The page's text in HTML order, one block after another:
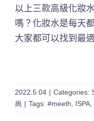
以上三款高級化妝
嗎？化妝水是每天
大家都可以找到最
2022.5.04 | Categories:
尚 | Tags: #meeth ISPA